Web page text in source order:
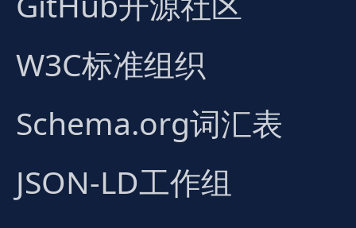
W3C标准组织
Schema.org词汇表
JSON-LD工作组